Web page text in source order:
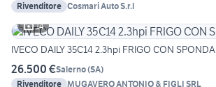
Rivenditore Cosmari Auto S.r.l
14
IVECO DAILY 35C14 2.3hpi FRIGO CON SPONDA
26.500 €Salerno(SA)
Rivenditore MUGAVERO ANTONIO & FIGLI SRL